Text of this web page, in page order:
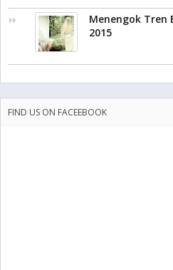
Menengok Tren
2015
FIND US ON FACEEBOOK